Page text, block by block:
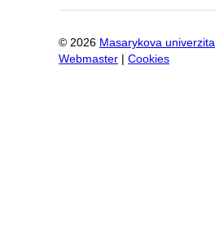
© 2026 Masarykova univerzita
Webmaster
Cookies